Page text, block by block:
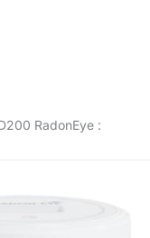
RadonEye :